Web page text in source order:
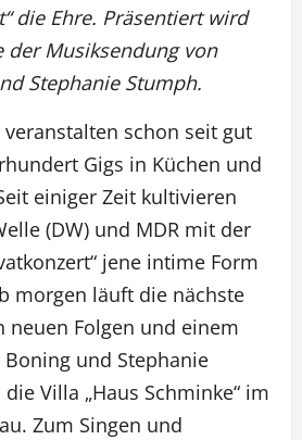
die Ehre. Präsentiert wird
der Musiksendung von
Stephanie Stumph.
veranstalten schon seit gut
Gigs in Küchen und
einiger Zeit kultivieren
(DW) und MDR mit der
jene intime Form
morgen läuft die nächste
neuen Folgen und einem
Boning und Stephanie
Villa „Haus Schminke“ im
Zum Singen und